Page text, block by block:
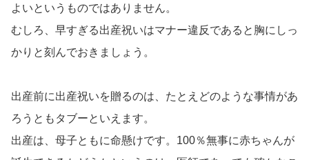
よいというものではありません。
むしろ、早すぎる出産祝いはマナー違反であると胸にしっ
かりと刻んでおきましょう。
出産前に出産祝いを贈るのは、たとえどのような事情があ
ろうともタブーといえます。
出産は、母子ともに命懸けです。100％無事に赤ちゃんが